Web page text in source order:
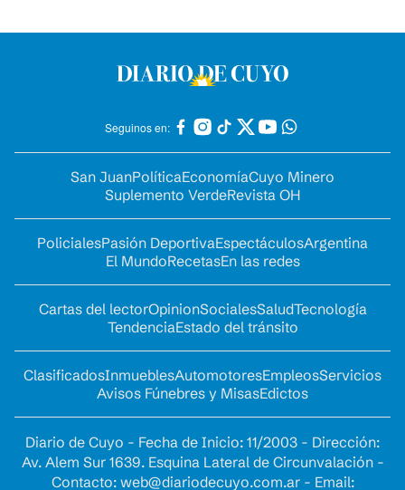
Seguinos en:
San JuanPolíticaEconomíaCuyo Minero
Suplemento VerdeRevista OH
PolicialesPasión DeportivaEspectáculosArgentina
El MundoRecetasEn las redes
Cartas del lectorOpinionSocialesSaludTecnología
TendenciaEstado del tránsito
ClasificadosInmueblesAutomotoresEmpleosServicios
Avisos Fúnebres y MisasEdictos
Diario de Cuyo - Fecha de Inicio: 11/2003 - Dirección:
Av. Alem Sur 1639. Esquina Lateral de Circunvalación -
Contacto: web@diariodecuyo.com.ar- Email: